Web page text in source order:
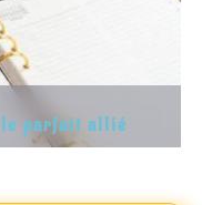
le parfait allié